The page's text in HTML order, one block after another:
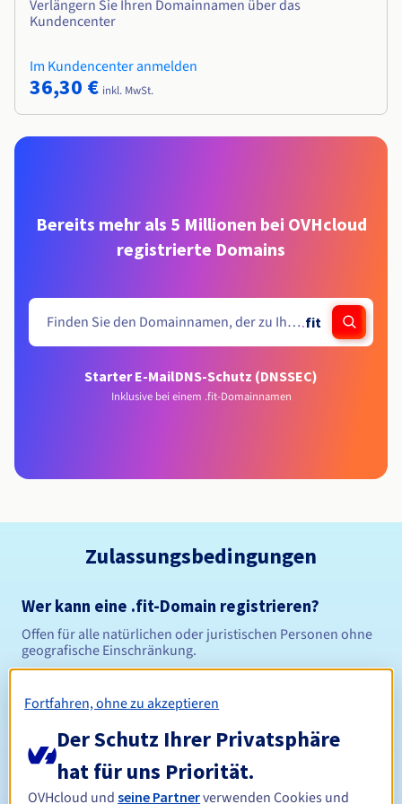
Verlängern Sie Ihren Domainnamen über das
Kundencenter
Im Kundencenter anmelden
36,30 € inkl. MwSt.
Bereits mehr als 5 Millionen bei OVHcloud
registrierte Domains
.fit
Starter E-MailDNS-Schutz (DNSSEC)
Inklusive bei einem .fit-Domainnamen
Zulassungsbedingungen
Wer kann eine .fit-Domain registrieren?
Offen für alle natürlichen oder juristischen Personen ohne
geografische Einschränkung.
Registrierungszeitraum Zwischen 1 und 10 Jahren
Fortfahren, ohne zu akzeptieren
Der Schutz Ihrer Privatsphäre
hat für uns Priorität.
OVHcloud undseine Partnerverwenden Cookies und